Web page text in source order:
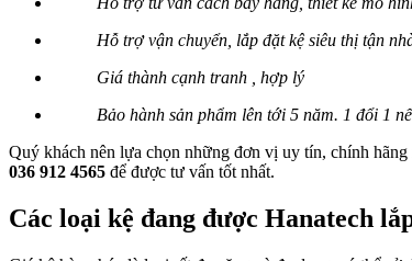
Hỗ trợ vận chuyển, lắp đặt kệ siêu thị tận
Giá thành cạnh tranh , hợp lý
Bảo hành sản phẩm lên tới 5 năm. 1 đổi 1
Quý khách nên lựa chọn những đơn vị uy tín, chính
036 912 4565 để được tư vấn tốt nhất.
Các loại kệ đang được Hanatech